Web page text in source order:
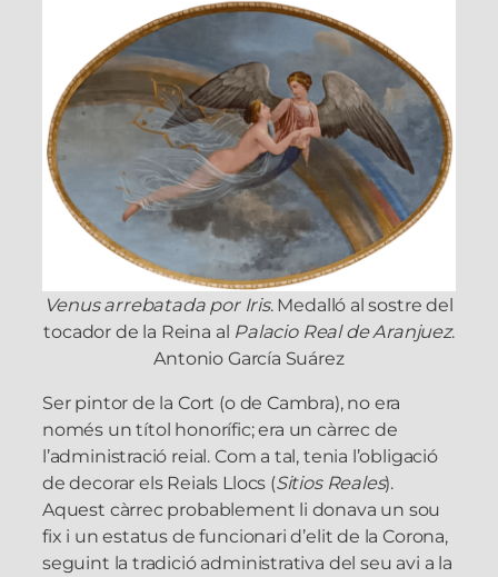
Venus arrebatada por Iris. Medalló al sostre del
tocador de la Reina al Palacio Real de Aranjuez.
Antonio García Suárez
Ser pintor de la Cort (o de Cambra), no era
només un títol honorífic; era un càrrec de
l’administració reial. Com a tal, tenia l’obligació
de decorar els Reials Llocs (Sitios Reales).
Aquest càrrec probablement li donava un sou
fix i un estatus de funcionari d’elit de la Corona,
seguint la tradició administrativa del seu avi a la